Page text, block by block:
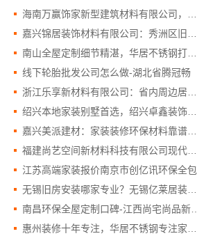
线下轮胎批发公司怎么做-湖北省腾冠畅
江苏高端家装报价南京市创亿讯环保全包